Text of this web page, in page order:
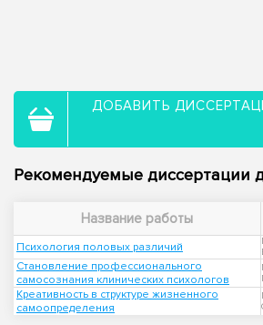
ДОБАВИТЬ
Рекомендуемые диссертации
Название работы
Психология половых различий
Становление профессионального
самосознания клинических психологов
Креативность в структуре жизненного
самоопределения